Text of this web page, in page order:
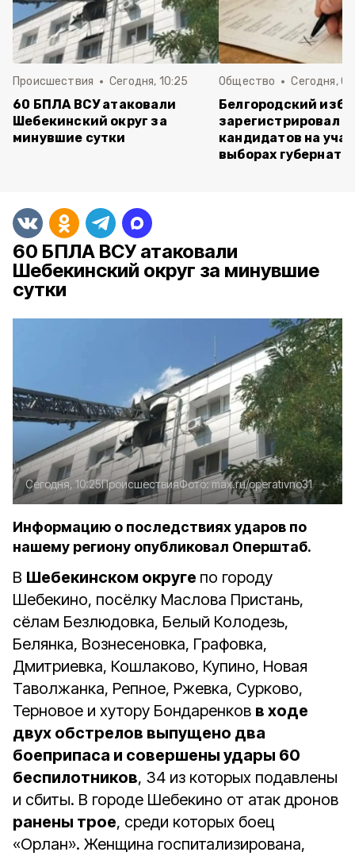
Происшествия Сегодня, 10:25
60 БПЛА ВСУ атаковали
Шебекинский округ за
минувшие сутки
Общество Сегодня,
Белгородский
зарегистрировал
кандидатов на
выборах
60 БПЛА ВСУ атаковали
Шебекинский округ за минувшие
сутки
Сегодня, 10:25ПроисшествияФото:max.ru/operativno31
Информацию о последствиях ударов по
нашему региону опубликовал Оперштаб.
В Шебекинском округе по городу
Шебекино, посёлку Маслова Пристань,
сёлам Безлюдовка, Белый Колодезь,
Белянка, Вознесеновка, Графовка,
Дмитриевка, Кошлаково, Купино, Новая
Таволжанка, Репное, Ржевка, Сурково,
Терновое и хутору Бондаренков в ходе
двух обстрелов выпущено два
боеприпаса и совершены удары 60
беспилотников, 34 из которых подавлены
и сбиты. В городе Шебекино от атак дронов
ранены трое, среди которых боец
«Орлан». Женщина госпитализирована,